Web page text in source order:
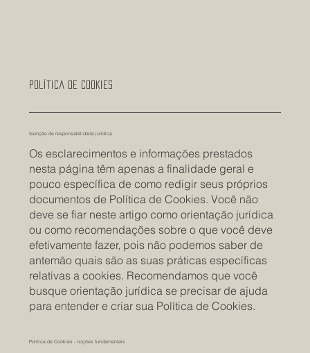
Política de Cookies
Isenção de responsabilidade jurídica
Os esclarecimentos e informações prestados
nesta página têm apenas a finalidade geral e
pouco específica de como redigir seus próprios
documentos de Política de Cookies. Você não
deve se fiar neste artigo como orientação jurídica
ou como recomendações sobre o que você deve
efetivamente fazer, pois não podemos saber de
antemão quais são as suas práticas específicas
relativas a cookies. Recomendamos que você
busque orientação jurídica se precisar de ajuda
para entender e criar sua Política de Cookies.
Política de Cookies - noções fundamentais